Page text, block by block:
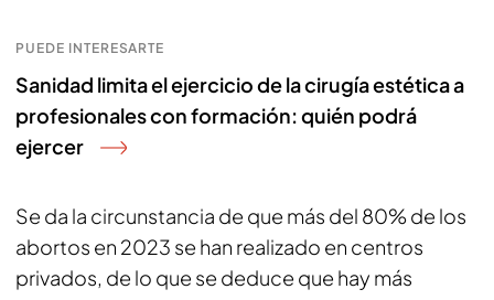
PUEDE INTERESARTE
Sanidad limita el ejercicio de la cirugía estética a
profesionales con formación: quién podrá
ejercer
Se da la circunstancia de que más del 80% de los
abortos en 2023 se han realizado en centros
privados, de lo que se deduce que hay más